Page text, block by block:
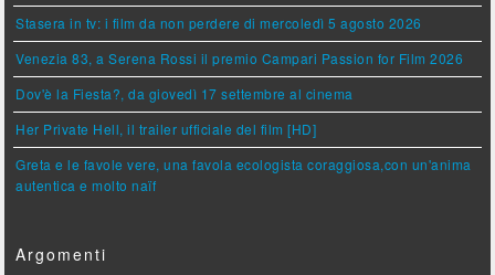
Stasera in tv: i film da non perdere di mercoledì 5 agosto 2026
Venezia 83, a Serena Rossi il premio Campari Passion for Film 2026
Dov'è la Fiesta?, da giovedì 17 settembre al cinema
Her Private Hell, il trailer ufficiale del film [HD]
Greta e le favole vere, una favola ecologista coraggiosa,con un'anima
autentica e molto naïf
Argomenti